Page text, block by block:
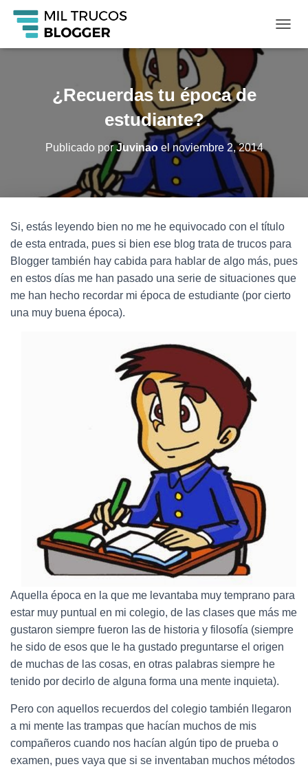
A
V
E
G
C
I
¿Recuerdas tu época de
estudiante?
Publicado porJuvinaoelnoviembre 2, 2014
Si, estás leyendo bien no me he equivocado con el título
de esta entrada, pues si bien ese blog trata de trucos para
Blogger también hay cabida para hablar de algo más, pues
en estos días me han pasado una serie de situaciones que
me han hecho recordar mi época de estudiante (por cierto
una muy buena época).
Aquella época en la que me levantaba muy temprano para
estar muy puntual en mi colegio, de las clases que más me
gustaron siempre fueron las de historia y filosofía (siempre
he sido de esos que le ha gustado preguntarse el origen
de muchas de las cosas, en otras palabras siempre he
tenido por decirlo de alguna forma una mente inquieta).
Pero con aquellos recuerdos del colegio también llegaron
a mi mente las trampas que hacían muchos de mis
compañeros cuando nos hacían algún tipo de prueba o
examen, pues vaya que si se inventaban muchos métodos